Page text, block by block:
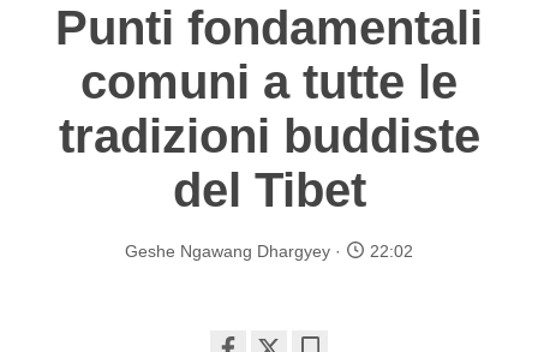
Punti fondamentali
comuni a tutte le
tradizioni buddiste
del Tibet
Geshe Ngawang Dhargyey 22:02